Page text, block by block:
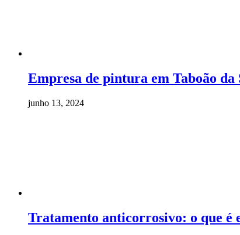
Empresa de pintura em Taboão
junho 13, 2024
Tratamento anticorrosivo: o que é